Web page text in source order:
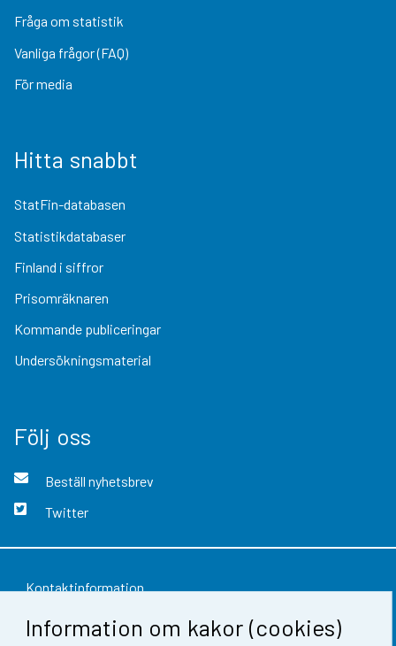
Information om kakor (cookies)
Fråga om statistik
Vanliga frågor (FAQ)
För media
Hitta snabbt
StatFin-databasen
Statistikdatabaser
Finland i siffror
Prisomräknaren
Kommande publiceringar
Undersökningsmaterial
Följ oss
Beställ nyhetsbrev
Twitter
Kontaktinformation
Respons